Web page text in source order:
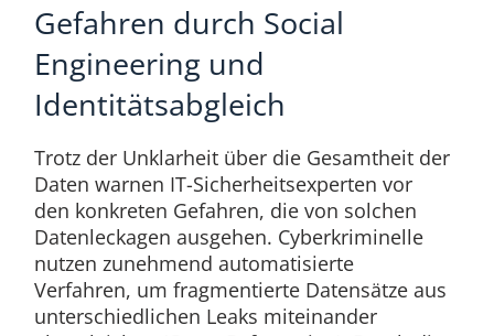
Gefahren durch Social
Engineering und
Identitätsabgleich
Trotz der Unklarheit über die Gesamtheit der
Daten warnen IT-Sicherheitsexperten vor
den konkreten Gefahren, die von solchen
Datenleckagen ausgehen. Cyberkriminelle
nutzen zunehmend automatisierte
Verfahren, um fragmentierte Datensätze aus
unterschiedlichen Leaks miteinander